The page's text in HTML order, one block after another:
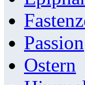
Passion
Ostern